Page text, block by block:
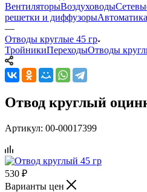
ВентиляторыВоздуховоды
решетки и диффузорыАвтоматика
—
Отводы круглые 45 гр
ТройникиПереходыОтводы
Отвод круглый
Артикул: 00-00017399
530 ₽
Варианты цен